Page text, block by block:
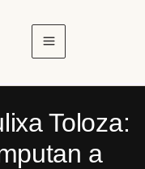
Toloza:
a